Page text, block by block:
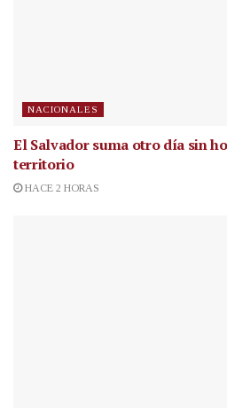
NACIONALES
El Salvador suma otro día sin
territorio
HACE 2 HORAS